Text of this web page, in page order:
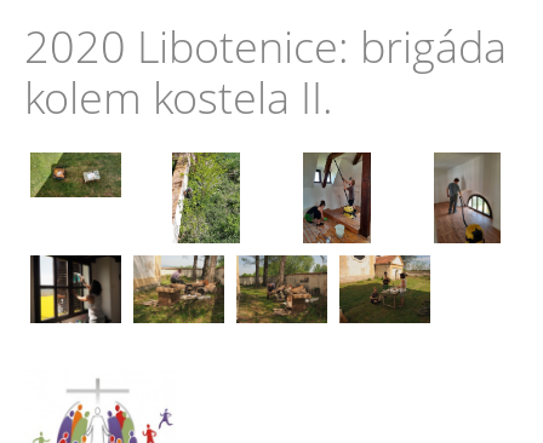
2020 Libotenice: brigáda
kolem kostela II.